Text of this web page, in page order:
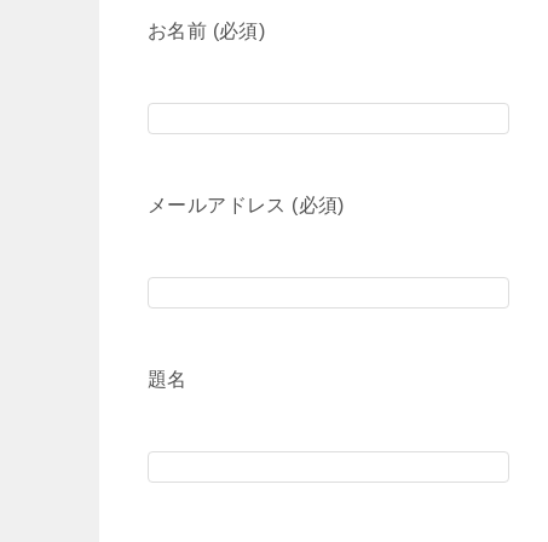
お名前 (必須)
メールアドレス (必須)
題名